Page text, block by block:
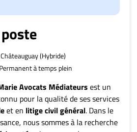
Châteauguay (Hybride)
Permanent à temps plein
Avocats Médiateurs est un
pour la qualité de ses services
et en litige civil général. Dans le
nous sommes à la recherche